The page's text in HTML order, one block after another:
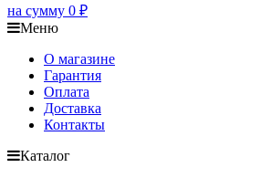
на сумму 0 ₽
Меню
О магазине
Гарантия
Оплата
Доставка
Контакты
Каталог